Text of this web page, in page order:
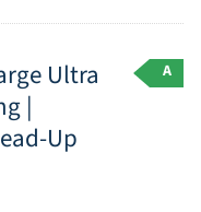
Ultra
|
Up
A